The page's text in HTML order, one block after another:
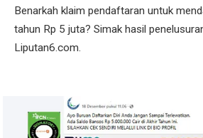
Benarkah klaim pendaftaran untuk
tahun Rp 5 juta? Simak hasil
Liputan6.com.